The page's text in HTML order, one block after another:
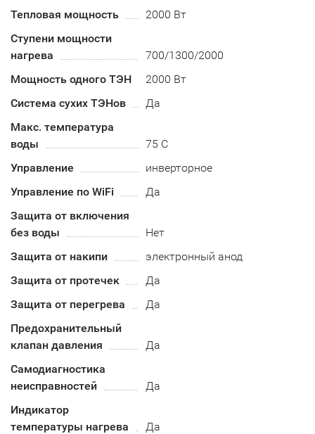
Тепловая мощность
2000 Вт
Ступени мощности
нагрева
700/1300/2000
Мощность одного ТЭН
2000 Вт
Система сухих ТЭНов
Да
Макс. температура
воды
75 С
Управление
инверторное
Управление по WiFi
Да
Защита от включения
без воды
Нет
Защита от накипи
электронный анод
Защита от протечек
Да
Защита от перегрева
Да
Предохранительный
клапан давления
Да
Самодиагностика
неисправностей
Да
Индикатор
температуры нагрева
Да